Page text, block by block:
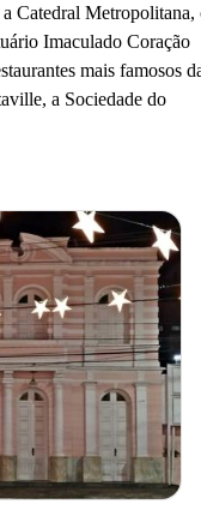
Catedral Metropolitana,
Imaculado Coração
mais famosos
a Sociedade do